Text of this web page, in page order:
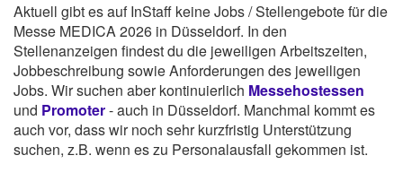
Aktuell gibt es auf InStaff keine Jobs / Stellengebote für die
Messe MEDICA 2026 in Düsseldorf. In den
Stellenanzeigen findest du die jeweiligen Arbeitszeiten,
Jobbeschreibung sowie Anforderungen des jeweiligen
Jobs. Wir suchen aber kontinuierlich Messehostessen
und Promoter- auch in Düsseldorf. Manchmal kommt es
auch vor, dass wir noch sehr kurzfristig Unterstützung
suchen, z.B. wenn es zu Personalausfall gekommen ist.